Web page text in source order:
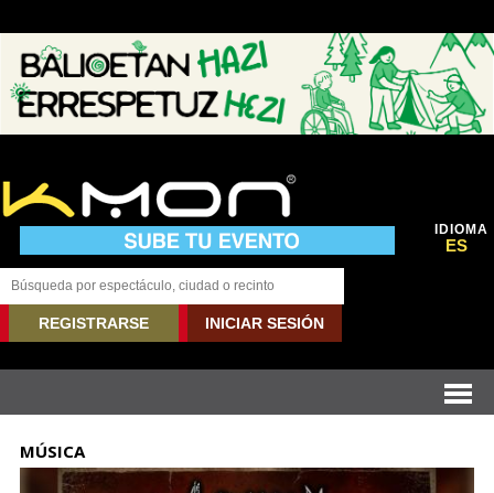
IDIOMA
ES
REGISTRARSE INICIAR SESIÓN
MÚSICA